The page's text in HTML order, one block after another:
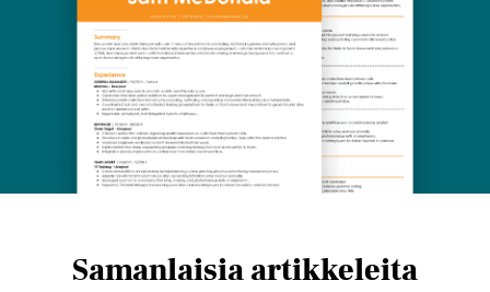
Samanlaisia ​​artikkeleita